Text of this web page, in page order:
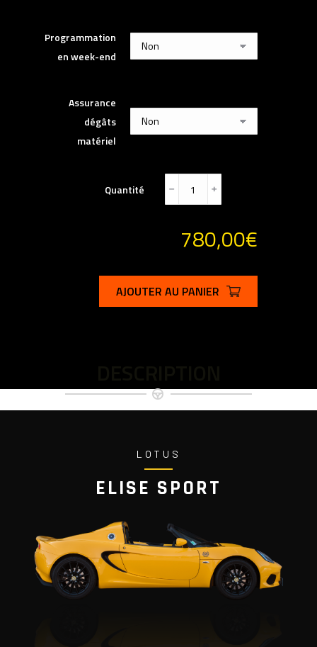
Programmation
en week-end
Assurance
dégâts
matériel
Quantité ﹣ ﹢
780,00€
AJOUTER AU PANIER
LOTUS
ELISE SPORT